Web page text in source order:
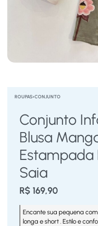
ROUPAS›CONJUNTO
Conjunto
Blusa
Estampada
Saia
R$ 169,90
Encante sua pequena
longa e short . Estilo e